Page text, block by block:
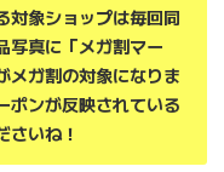
対象ショップは毎回同
写真に「メガ割マー
メガ割の対象になりま
ポンが反映されている
さいね！